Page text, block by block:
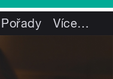
Pořady Více…